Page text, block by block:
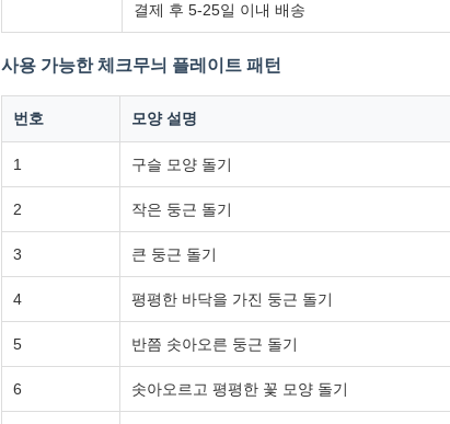
결제 후 5-25일 이내 배송
사용 가능한 체크무늬 플레이트 패턴
번호 모양 설명
1 구슬 모양 돌기
2 작은 둥근 돌기
3 큰 둥근 돌기
4 평평한 바닥을 가진 둥근 돌기
5 반쯤 솟아오른 둥근 돌기
6 솟아오르고 평평한 꽃 모양 돌기